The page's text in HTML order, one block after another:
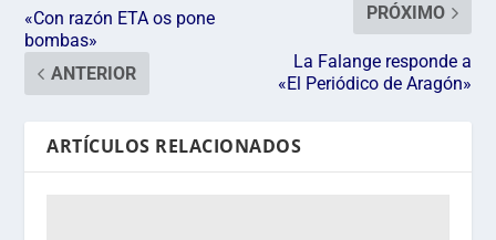
«Con razón ETA os pone
bombas»
ANTERIOR
PRÓXIMO
La Falange responde a
«El Periódico de Aragón»
ARTÍCULOS RELACIONADOS